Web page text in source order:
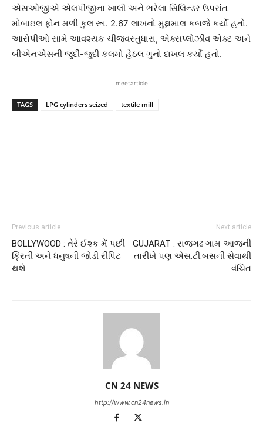
એસઓજીએ એલપીજીના ખાલી અને ભરેલા સિલિન્ડર ઉપરાંત
મોબાઇલ ફોન મળી કુલ રૂા. 2.67 લાખનો મુદ્દામાલ કબજે કર્યો હતો.
આરોપીઓ સામે આવશ્યક ચીજવસ્તુધારા, એક્સપ્લોઝીવ એક્ટ અને
બીએનએસની જુદી-જુદી કલમો હેઠલ ગુનો દાખલ કર્યો હતો.
meetarticle
TAGS LPG cylinders seized textile mill
Previous article
BOLLYWOOD : તેરે ઈશ્ક મેં પછી
ક્રિતી અને ધનુષની જોડી રીપિટ
થશે
Next article
GUJARAT : રાજગઢ ગામ આજની
તારીખે પણ એસ.ટી.બસની સેવાથી
વંચિત
CN 24 NEWS
http://www.cn24news.in